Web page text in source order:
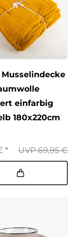
Musselindecke
einfarbig
180x220cm
UVP 69,95 €
*